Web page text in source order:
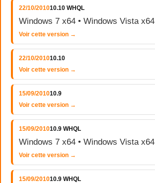
22/10/201010.10 WHQL
Windows 7 x64 • Windows Vista x64
Voir cette version →
22/10/201010.10
Voir cette version →
15/09/201010.9
Voir cette version →
15/09/201010.9 WHQL
Windows 7 x64 • Windows Vista x64
Voir cette version →
15/09/201010.9 WHQL